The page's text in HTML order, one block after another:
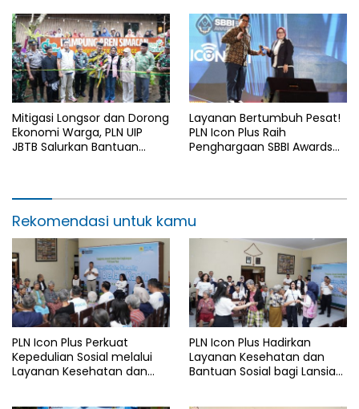
Mitigasi Longsor dan Dorong
Ekonomi Warga, PLN UIP
JBTB Salurkan Bantuan
Layanan Bertumbuh Pesat!
PLN Icon Plus Raih
Penghargaan SBBI Awards
Rekomendasi untuk kamu
PLN Icon Plus Perkuat
Kepedulian Sosial melalui
Layanan Kesehatan dan
PLN Icon Plus Hadirkan
Layanan Kesehatan dan
Bantuan Sosial bagi Lansia